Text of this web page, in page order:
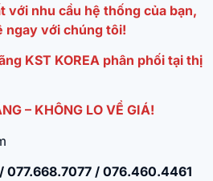
với nhu cầu hệ thống của bạn,
ngay với chúng tôi!
KST KOREA phân phối tại thị
– KHÔNG LO VỀ GIÁ!
077.668.7077 / 076.460.4461